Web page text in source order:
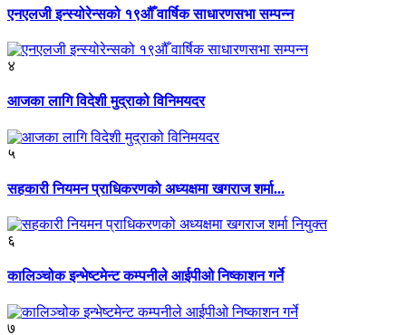
एनएलजी इन्स्योरेन्सको १९औँ वार्षिक साधारणसभा सम्पन्न
४
आजका लागि विदेशी मुद्राको विनिमयदर
५
सहकारी नियमन प्राधिकरणको अध्यक्षमा खगराज शर्मा...
६
कालिञ्चोक इन्भेष्टमेन्ट कम्पनीले आईपीओ निष्काशन गर्ने
७